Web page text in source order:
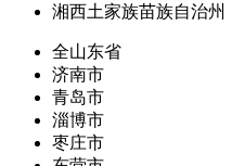
湘西土家族苗族自治州
全山东省
济南市
青岛市
淄博市
枣庄市